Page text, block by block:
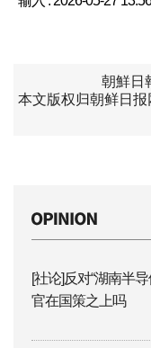
朝鮮日
本文版权归朝鲜日
[社论]反对“湖南半
官在国策之上吗